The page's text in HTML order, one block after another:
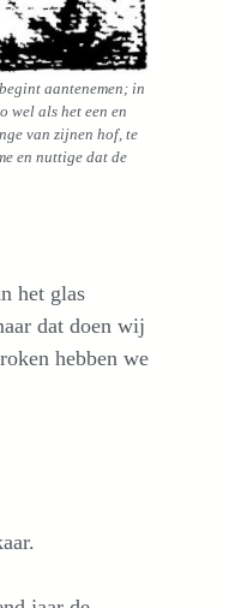
aantenemen; in
wel als het een en
van zijnen hof, te
en nuttige dat de
het glas
dat doen wij
hebben we